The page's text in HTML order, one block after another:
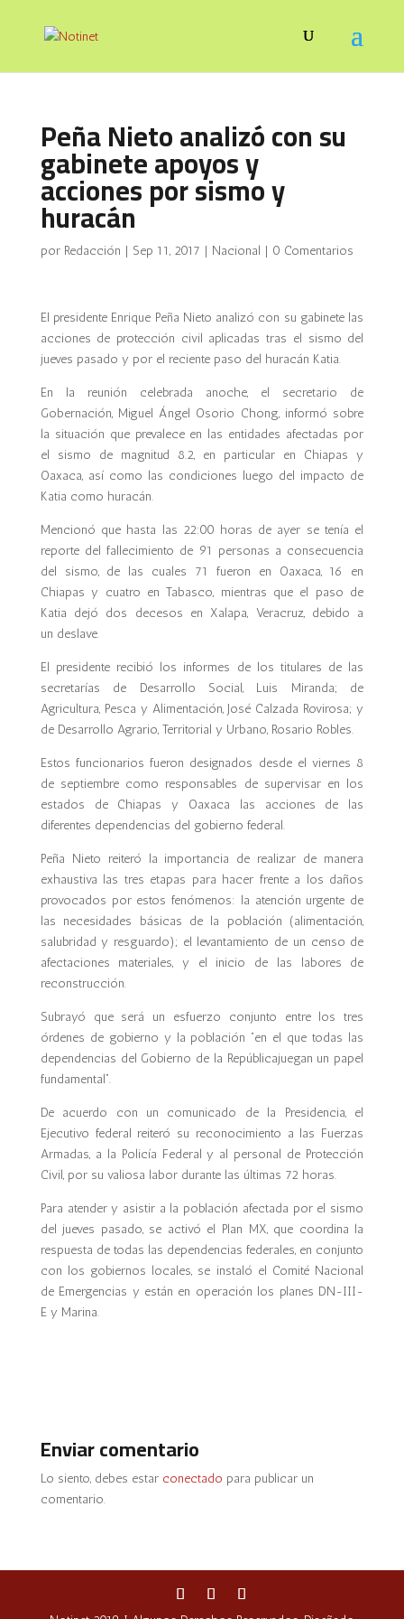
Peña Nieto analizó con su
gabinete apoyos y
acciones por sismo y
huracán
por Redacción | Sep 11, 2017 | Nacional | 0 Comentarios
El presidente Enrique Peña Nieto analizó con su gabinete las
acciones de protección civil aplicadas tras el sismo del
jueves pasado y por el reciente paso del huracán Katia.
En la reunión celebrada anoche, el secretario de
Gobernación, Miguel Ángel Osorio Chong, informó sobre
la situación que prevalece en las entidades afectadas por
el sismo de magnitud 8.2, en particular en Chiapas y
Oaxaca, así como las condiciones luego del impacto de
Katia como huracán.
Mencionó que hasta las 22:00 horas de ayer se tenía el
reporte del fallecimiento de 91 personas a consecuencia
del sismo, de las cuales 71 fueron en Oaxaca, 16 en
Chiapas y cuatro en Tabasco, mientras que el paso de
Katia dejó dos decesos en Xalapa, Veracruz, debido a
un deslave.
El presidente recibió los informes de los titulares de las
secretarías de Desarrollo Social, Luis Miranda; de
Agricultura, Pesca y Alimentación, José Calzada Rovirosa; y
de Desarrollo Agrario, Territorial y Urbano, Rosario Robles.
Estos funcionarios fueron designados desde el viernes 8
de septiembre como responsables de supervisar en los
estados de Chiapas y Oaxaca las acciones de las
diferentes dependencias del gobierno federal.
Peña Nieto reiteró la importancia de realizar de manera
exhaustiva las tres etapas para hacer frente a los daños
provocados por estos fenómenos: la atención urgente de
las necesidades básicas de la población (alimentación,
salubridad y resguardo); el levantamiento de un censo de
afectaciones materiales, y el inicio de las labores de
reconstrucción.
Subrayó que será un esfuerzo conjunto entre los tres
órdenes de gobierno y la población “en el que todas las
dependencias del Gobierno de la Repúblicajuegan un papel
fundamental”.
De acuerdo con un comunicado de la Presidencia, el
Ejecutivo federal reiteró su reconocimiento a las Fuerzas
Armadas, a la Policía Federal y al personal de Protección
Civil, por su valiosa labor durante las últimas 72 horas.
Para atender y asistir a la población afectada por el sismo
del jueves pasado, se activó el Plan MX, que coordina la
respuesta de todas las dependencias federales, en conjunto
con los gobiernos locales, se instaló el Comité Nacional
de Emergencias y están en operación los planes DN-III-
E y Marina.
Enviar comentario
Lo siento, debes estar conectado para publicar un
comentario.